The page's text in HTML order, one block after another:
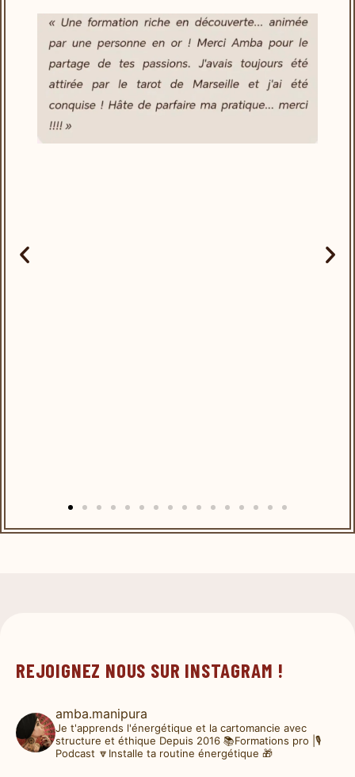
REJOIGNEZ NOUS SUR INSTAGRAM !
amba.manipura
Je t'apprends l'énergétique et la cartomancie avec
structure et éthique Depuis 2016 📚Formations pro |🎙️
Podcast 🔽Installe ta routine énergétique 🎁